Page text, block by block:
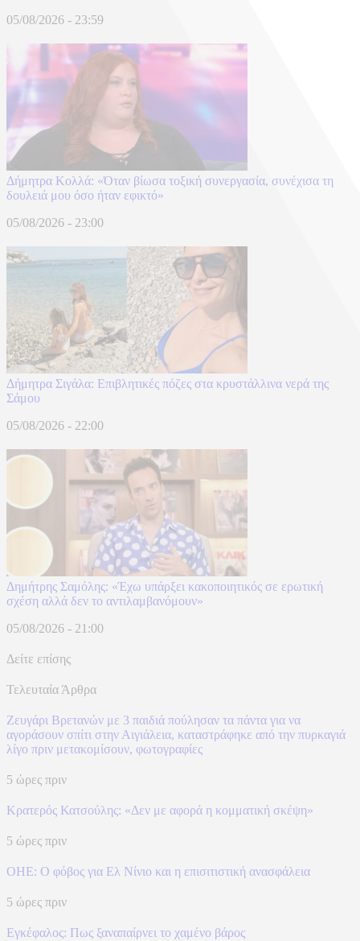
05/08/2026 - 23:59
Δήμητρα Κολλά: «Όταν βίωσα τοξική συνεργασία, συνέχισα τη
δουλειά μου όσο ήταν εφικτό»
05/08/2026 - 23:00
Δήμητρα Σιγάλα: Επιβλητικές πόζες στα κρυστάλλινα νερά της
Σάμου
05/08/2026 - 22:00
Δημήτρης Σαμόλης: «Έχω υπάρξει κακοποιητικός σε ερωτική
σχέση αλλά δεν το αντιλαμβανόμουν»
05/08/2026 - 21:00
Δείτε επίσης
Τελευταία Άρθρα
Ζευγάρι Βρετανών με 3 παιδιά πούλησαν τα πάντα για να
αγοράσουν σπίτι στην Αιγιάλεια, καταστράφηκε από την πυρκαγιά
λίγο πριν μετακομίσουν, φωτογραφίες
5 ώρες πριν
Κρατερός Κατσούλης: «Δεν με αφορά η κομματική σκέψη»
5 ώρες πριν
ΟΗΕ: Ο φόβος για Ελ Νίνιο και η επισιτιστική ανασφάλεια
5 ώρες πριν
Eγκέφαλος: Πως ξαναπαίρνει το χαμένο βάρος